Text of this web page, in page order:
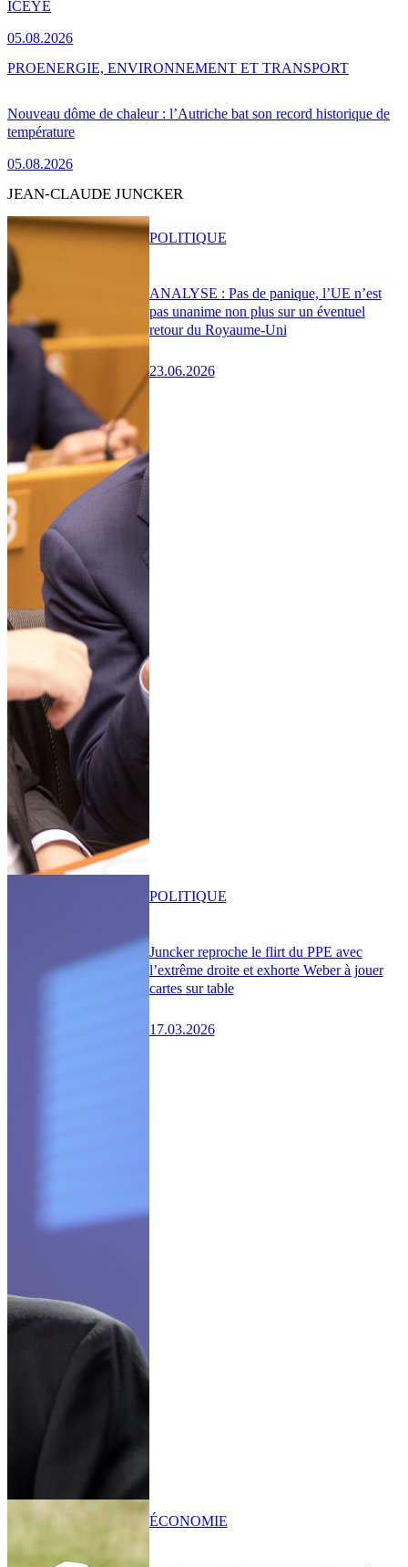
ICEYE
05.08.2026
Nouveau dôme de chaleur : l’Autriche bat son record historique de
température
05.08.2026
PROENERGIE, ENVIRONNEMENT ET TRANSPORT
JEAN-CLAUDE JUNCKER
ANALYSE : Pas de panique, l’UE n’est
pas unanime non plus sur un éventuel
retour du Royaume-Uni
23.06.2026
POLITIQUE
Juncker reproche le flirt du PPE avec
l’extrême droite et exhorte Weber à jouer
cartes sur table
17.03.2026
POLITIQUE
ÉCONOMIE